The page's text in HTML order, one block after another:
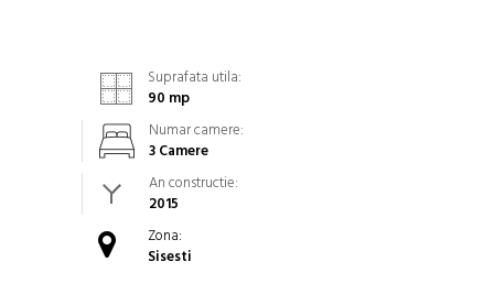
Suprafata utila:
90 mp
Numar camere:
3 Camere
An constructie:
2015
Zona:
Sisesti